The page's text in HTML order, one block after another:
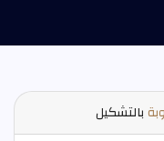
بالتشكيل